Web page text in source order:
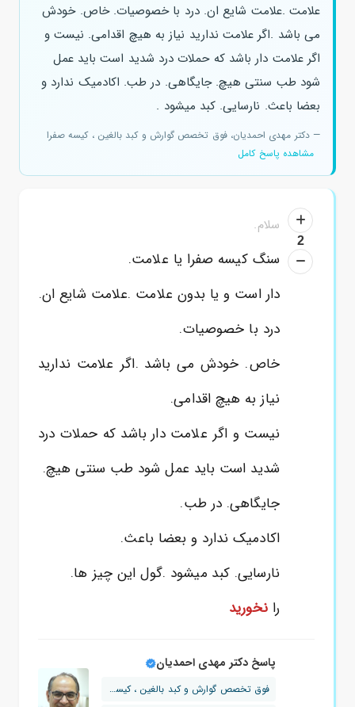
علامت .علامت شایع ان. درد با خصوصیات. خاص. خودش
می باشد .اگر علامت ندارید نیاز به هیچ اقدامی. نیست و
اگر علامت دار باشد که حملات درد شدید است باید عمل
شود طب سنتی هیچ. جایگاهی. در طب. اکادمیک ندارد و
بعضا باعث. نارسایی. کبد میشود .
— دکتر مهدی احمدیان، فوق تخصص گوارش و کبد بالغین ، کیسه صفرا
مشاهده پاسخ کامل
2
سلام.
سنگ کیسه صفرا یا علامت.
دار است و یا بدون علامت .علامت شایع ان.
درد با خصوصیات.
خاص. خودش می باشد .اگر علامت ندارید
نیاز به هیچ اقدامی.
نیست و اگر علامت دار باشد که حملات درد
شدید است باید عمل شود طب سنتی هیچ.
جایگاهی. در طب.
اکادمیک ندارد و بعضا باعث.
نارسایی. کبد میشود .گول این چیز ها.
رانخورید
پاسخ دکتر مهدی احمدیان
فوق تخصص گوارش و کبد بالغین ، کیسه صفرا